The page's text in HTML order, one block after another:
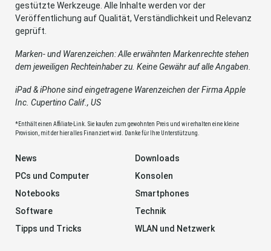
gestützte Werkzeuge. Alle Inhalte werden vor der
Veröffentlichung auf Qualität, Verständlichkeit und Relevanz
geprüft.
Marken- und Warenzeichen: Alle erwähnten Markenrechte stehen
dem jeweiligen Rechteinhaber zu. Keine Gewähr auf alle Angaben.
iPad & iPhone sind eingetragene Warenzeichen der Firma Apple
Inc. Cupertino Calif., US
*Enthält einen Affiliate-Link. Sie kaufen zum gewohnten Preis und wir erhalten eine kleine
Provision, mit der hier alles Finanziert wird. Danke für Ihre Unterstützung.
News
Downloads
PCs und Computer
Konsolen
Notebooks
Smartphones
Software
Technik
Tipps und Tricks
WLAN und Netzwerk